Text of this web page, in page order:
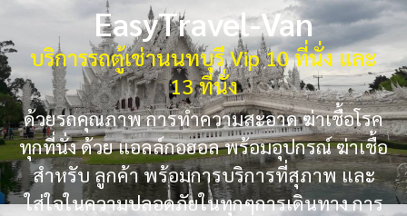
EasyTravel-Van
บริการรถตู้เช่านนทบุรี Vip 10 ที่นั่ง และ
13 ที่นั่ง
ด้วยรถคุณภาพ การทำความสะอาด ฆ่าเชื้อโรค
ทุกที่นั่ง ด้วย แอลล์กอฮอล พร้อมอุปกรณ์ ฆ่าเชื้อ
สำหรับ ลูกค้า พร้อมการบริการที่สุภาพ และ
ใส่ใจในความปลอดภัยในทุกๆการเดินทาง การ